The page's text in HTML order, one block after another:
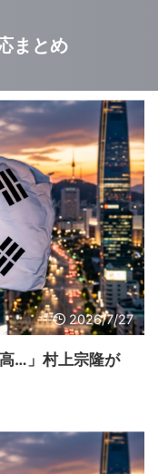
まとめ
2026/7/27
…」村上宗隆が